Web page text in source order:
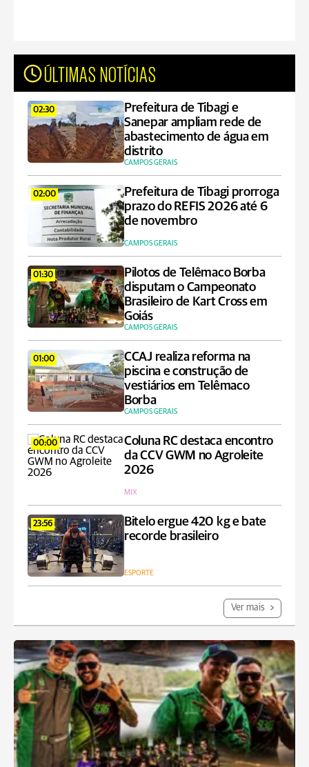
ÚLTIMAS NOTÍCIAS
02:30
Prefeitura de Tibagi e
Sanepar ampliam rede de
abastecimento de água em
distrito
CAMPOS GERAIS
02:00
Prefeitura de Tibagi prorroga
prazo do REFIS 2026 até 6
de novembro
CAMPOS GERAIS
01:30
Pilotos de Telêmaco Borba
disputam o Campeonato
Brasileiro de Kart Cross em
Goiás
CAMPOS GERAIS
01:00
CCAJ realiza reforma na
piscina e construção de
vestiários em Telêmaco
Borba
CAMPOS GERAIS
00:00
Coluna RC destaca encontro
da CCV GWM no Agroleite
2026
MIX
23:56
Bitelo ergue 420 kg e bate
recorde brasileiro
ESPORTE
Ver mais